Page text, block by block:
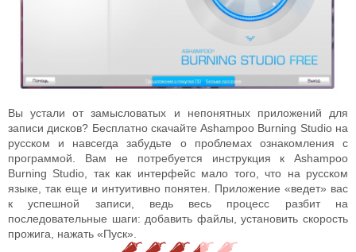
Вы устали от замысловатых и непонятных приложений для
записи дисков? Бесплатно скачайте Ashampoo Burning Studio на
русском и навсегда забудьте о проблемах ознакомления с
программой. Вам не потребуется инструкция к Ashampoo
Burning Studio, так как интерфейс мало того, что на русском
языке, так еще и интуитивно понятен. Приложение «ведет» вас
к успешной записи, ведь весь процесс разбит на
последовательные шаги: добавить файлы, установить скорость
прожига, нажать «Пуск».